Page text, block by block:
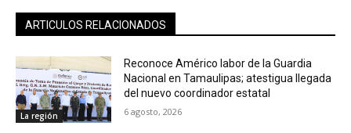
ARTICULOS RELACIONADOS
La región
Reconoce Américo labor de la Guardia
Nacional en Tamaulipas; atestigua llegada
del nuevo coordinador estatal
6 agosto, 2026